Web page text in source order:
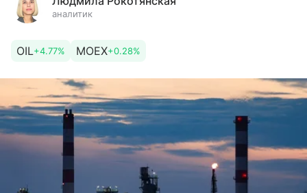
аналитик
OIL+4.77% MOEX+0.28%